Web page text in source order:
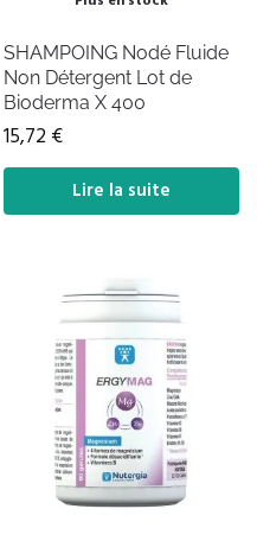
SHAMPOING Nodé Fluide
Non Détergent Lot de
Bioderma X 400
15,72 €
Lire la suite